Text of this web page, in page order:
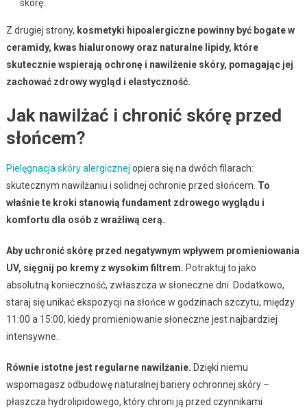
skórę.
Z drugiej strony, kosmetyki hipoalergiczne powinny być bogate w
ceramidy, kwas hialuronowy oraz naturalne lipidy, które
skutecznie wspierają ochronę i nawilżenie skóry, pomagając jej
zachować zdrowy wygląd i elastyczność.
Jak nawilżać i chronić skórę przed
słońcem?
Pielęgnacja skóry alergicznej opiera się na dwóch filarach:
skutecznym nawilżaniu i solidnej ochronie przed słońcem. To
właśnie te kroki stanowią fundament zdrowego wyglądu i
komfortu dla osób z wrażliwą cerą.
Aby uchronić skórę przed negatywnym wpływem promieniowania
UV, sięgnij po kremy z wysokim filtrem. Potraktuj to jako
absolutną konieczność, zwłaszcza w słoneczne dni. Dodatkowo,
staraj się unikać ekspozycji na słońce w godzinach szczytu, między
11:00 a 15:00, kiedy promieniowanie słoneczne jest najbardziej
intensywne.
Równie istotne jest regularne nawilżanie. Dzięki niemu
wspomagasz odbudowę naturalnej bariery ochronnej skóry –
płaszcza hydrolipidowego, który chroni ją przed czynnikami